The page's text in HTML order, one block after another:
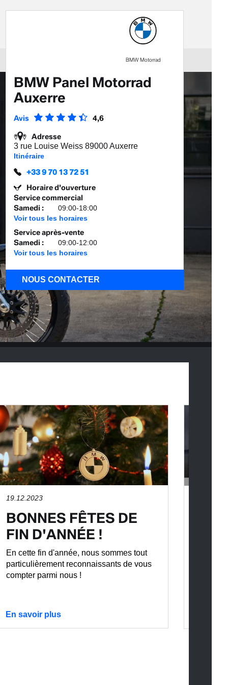
BMW Motorrad
BMW Panel Motorrad
Auxerre
Avis 4,6
Adresse
3 rue Louise Weiss 89000 Auxerre
Itinéraire
+33 9 70 13 72 51
Horaire d'ouverture
Service commercial
Samedi :
09:00-18:00
Voir tous les horaires
Service après-vente
Samedi :
09:00-12:00
Voir tous les horaires
NOUS CONTACTER
19.12.2023
BONNES FÊTES DE
FIN D'ANNÉE !
En cette fin d'année, nous sommes tout
particulièrement reconnaissants de vous
compter parmi nous !
En savoir plus